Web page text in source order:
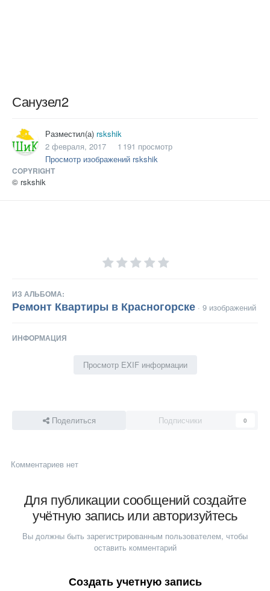
Санузел2
Разместил(а) rskshik
2 февраля, 2017
1 191 просмотр
Просмотр изображений rskshik
COPYRIGHT
© rskshik
ИЗ АЛЬБОМА:
Ремонт Квартиры в Красногорске · 9 изображений
ИНФОРМАЦИЯ
Просмотр EXIF информации
Поделиться Подписчики 0
Комментариев нет
Для публикации сообщений создайте
учётную запись или авторизуйтесь
Вы должны быть зарегистрированным пользователем, чтобы
оставить комментарий
Создать учетную запись